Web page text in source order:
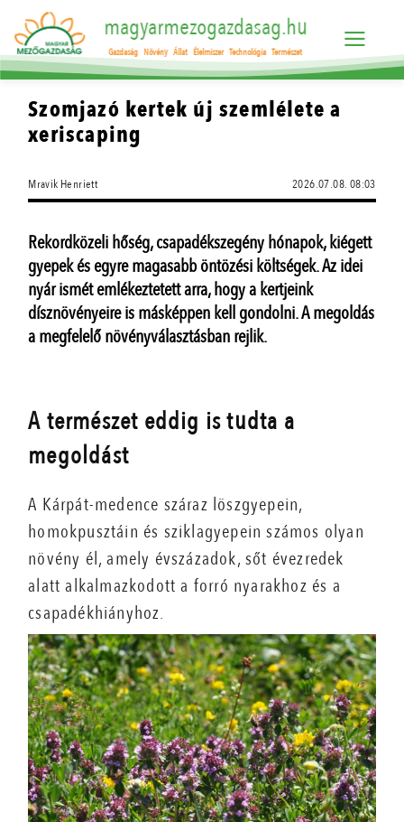
magyarmezogazdasag.hu
Gazdaság Növény Állat Élelmiszer Technológia Természet
Szomjazó kertek új szemlélete a
xeriscaping
Mravik Henriett 2026.07.08. 08:03
Rekordközeli hőség, csapadékszegény hónapok, kiégett
gyepek és egyre magasabb öntözési költségek. Az idei
nyár ismét emlékeztetett arra, hogy a kertjeink
dísznövényeire is másképpen kell gondolni. A megoldás
a megfelelő növényválasztásban rejlik.
A természet eddig is tudta a
megoldást
A Kárpát-medence száraz löszgyepein,
homokpusztáin és sziklagyepein számos olyan
növény él, amely évszázadok, sőt évezredek
alatt alkalmazkodott a forró nyarakhoz és a
csapadékhiányhoz.